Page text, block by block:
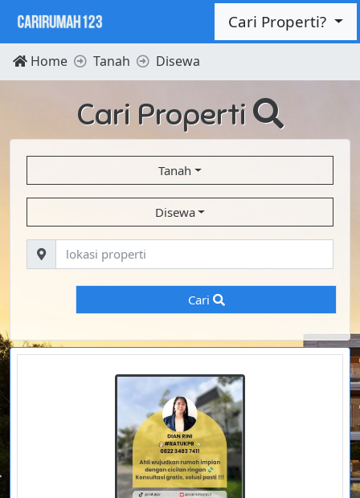
Cari Properti?
Home Tanah Disewa
Cari Properti
Tanah
Disewa
Cari